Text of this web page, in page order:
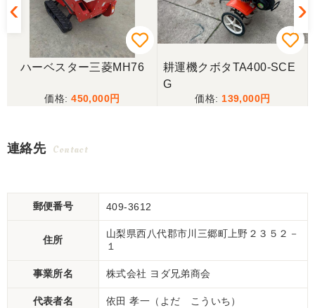
ハーベスター三菱MH76
450,000
耕運機クボタTA400-SCE
G
139,000
連絡先 Contact
郵便番号 409-3612
住所
山梨県西八代郡市川三郷町上野２３５２－
１
事業所名 株式会社 ヨダ兄弟商会
代表者名 依田 孝一（よだ こういち）